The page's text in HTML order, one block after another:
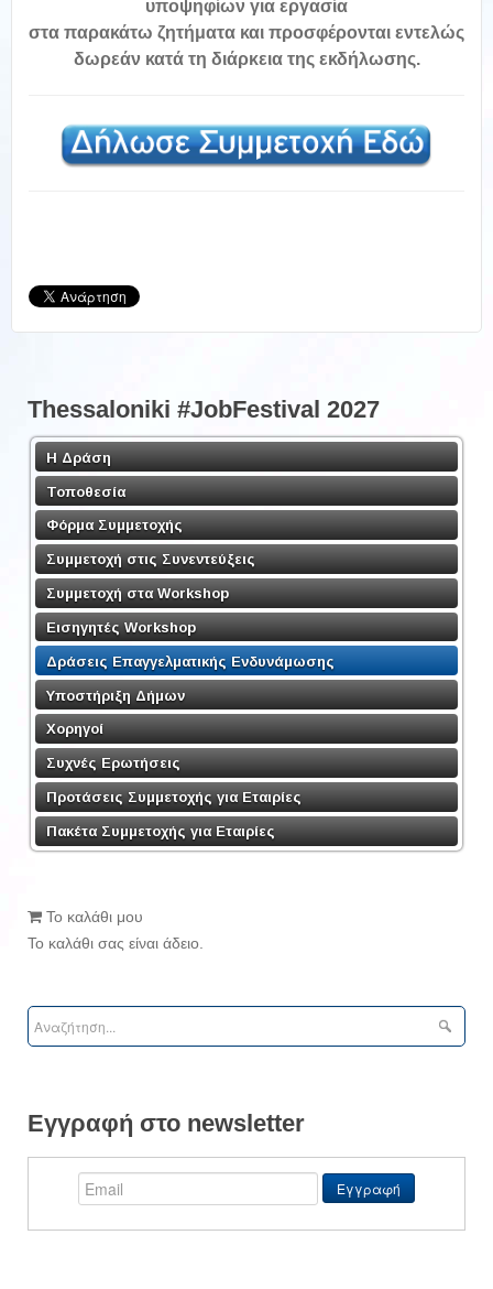
υποψηφίων για εργασία
στα παρακάτω ζητήματα και προσφέρονται εντελώς
δωρεάν κατά τη διάρκεια της εκδήλωσης.
Thessaloniki #JobFestival 2027
Η Δράση
Τοποθεσία
Φόρμα Συμμετοχής
Συμμετοχή στις Συνεντεύξεις
Συμμετοχή στα Workshop
Εισηγητές Workshop
Δράσεις Επαγγελματικής Ενδυνάμωσης
Υποστήριξη Δήμων
Χορηγοί
Συχνές Ερωτήσεις
Προτάσεις Συμμετοχής για Εταιρίες
Πακέτα Συμμετοχής για Εταιρίες
Το καλάθι μου
Το καλάθι σας είναι άδειο.
Εγγραφή στο newsletter